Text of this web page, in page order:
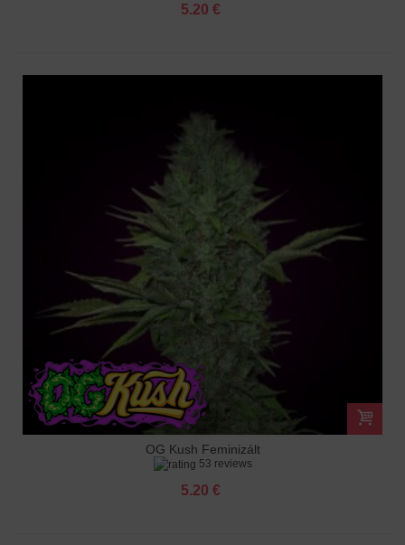
5.20 €
OG Kush Feminizált
53 reviews
5.20 €